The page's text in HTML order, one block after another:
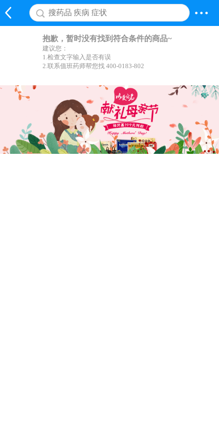
抱歉，暂时没有找到符合条件的商品~
建议您：
1.检查文字输入是否有误
2.联系值班药师帮您找 400-0183-802